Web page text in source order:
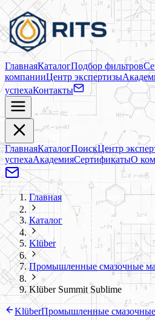
ГлавнаяКаталогПодбор фильтров
компанииЦентр экспертизы
успехаКонтакты
ГлавнаяКаталогПоискЦентр
успехаАкадемияСертификатыО
Главная
Каталог
Klüber
Промышленные смазочные
Klüber Summit Sublime
KlüberПромышленные